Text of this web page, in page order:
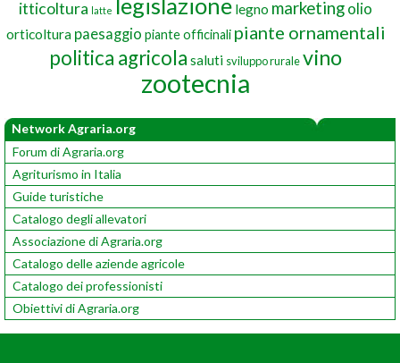
itticoltura latte legislazione legno marketingolio
orticoltura paesaggio piante officinali piante ornamentali
politica agricola saluti sviluppo ruralevino
zootecnia
Network Agraria.org
Forum di Agraria.org
Agriturismo in Italia
Guide turistiche
Catalogo degli allevatori
Associazione di Agraria.org
Catalogo delle aziende agricole
Catalogo dei professionisti
Obiettivi di Agraria.org